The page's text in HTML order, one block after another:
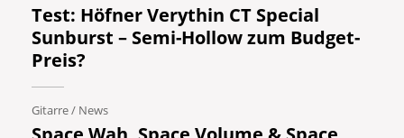
Test: Höfner Verythin CT Special
Sunburst – Semi-Hollow zum Budget-
Preis?
Gitarre/ News